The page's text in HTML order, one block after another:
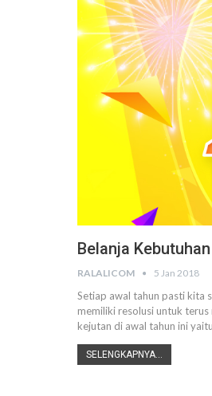
Belanja
RALALICOM 5 Jan 2018
Setiap awal tahun pasti kita
memiliki resolusi untuk
kejutan di awal tahun ini
SELENGKAPNYA...